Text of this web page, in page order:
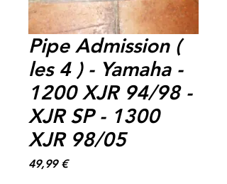
Pipe Admission (
les 4 ) - Yamaha -
1200 XJR 94/98 -
XJR SP - 1300
XJR 98/05
49,99 €Prix